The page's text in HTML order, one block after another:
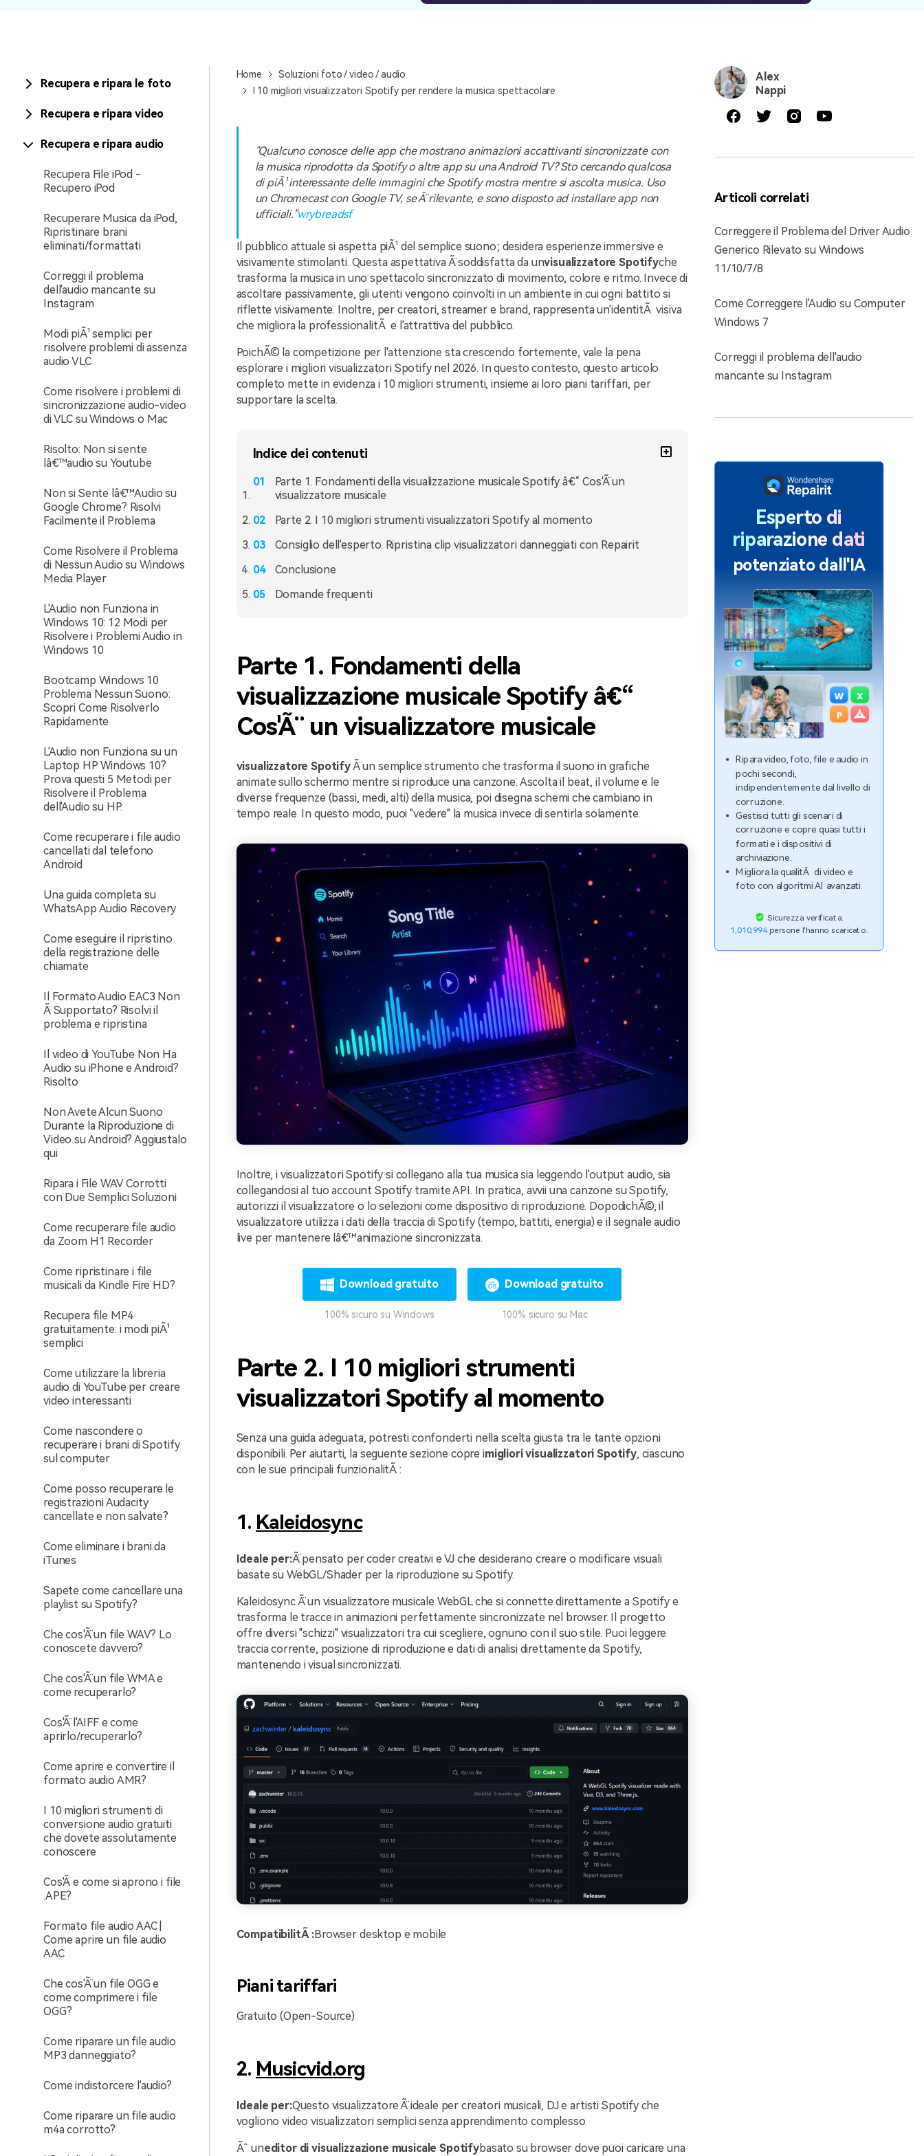
Recupera e ripara le foto
Recupera e ripara video
Recupera e ripara audio
Recupera File iPod -
Recupero iPod
Recuperare Musica da iPod,
Ripristinare brani
eliminati/formattati
Correggi il problema
dell'audio mancante su
Instagram
Modi piÃ¹ semplici per
risolvere problemi di assenza
audio VLC
Come risolvere i problemi di
sincronizzazione audio-video
di VLC su Windows o Mac
Risolto: Non si sente
lâ€™audio su Youtube
Non si Sente lâ€™Audio su
Google Chrome? Risolvi
Facilmente il Problema
Come Risolvere il Problema
di Nessun Audio su Windows
Media Player
L'Audio non Funziona in
Windows 10: 12 Modi per
Risolvere i Problemi Audio in
Windows 10
Bootcamp Windows 10
Problema Nessun Suono:
Scopri Come Risolverlo
Rapidamente
L'Audio non Funziona su un
Laptop HP Windows 10?
Prova questi 5 Metodi per
Risolvere il Problema
dell'Audio su HP.
Come recuperare i file audio
cancellati dal telefono
Android
Una guida completa su
WhatsApp Audio Recovery
Come eseguire il ripristino
della registrazione delle
chiamate
Il Formato Audio EAC3 Non
Ã¨ Supportato? Risolvi il
problema e ripristina
Il video di YouTube Non Ha
Audio su iPhone e Android?
Risolto
Non Avete Alcun Suono
Durante la Riproduzione di
Video su Android? Aggiustalo
qui
Ripara i File WAV Corrotti
con Due Semplici Soluzioni
Come recuperare file audio
da Zoom H1 Recorder
Come ripristinare i file
musicali da Kindle Fire HD?
Recupera file MP4
gratuitamente: i modi piÃ¹
semplici
Come utilizzare la libreria
audio di YouTube per creare
video interessanti
Come nascondere o
recuperare i brani di Spotify
sul computer
Come posso recuperare le
registrazioni Audacity
cancellate e non salvate?
Come eliminare i brani da
iTunes
Sapete come cancellare una
playlist su Spotify?
Che cos'Ã¨ un file WAV? Lo
conoscete davvero?
Che cos'Ã¨ un file WMA e
come recuperarlo?
Cos'Ã¨ l'AIFF e come
aprirlo/recuperarlo?
Come aprire e convertire il
formato audio AMR?
I 10 migliori strumenti di
conversione audio gratuiti
che dovete assolutamente
conoscere
Cos'Ã¨ e come si aprono i file
.APE?
Formato file audio AAC |
Come aprire un file audio
AAC
Che cos'Ã¨ un file OGG e
come comprimere i file
OGG?
Come riparare un file audio
MP3 danneggiato?
Come indistorcere l'audio?
Come riparare un file audio
m4a corrotto?
Home
Soluzioni foto / video / audio
I 10 migliori visualizzatori Spotify per rendere la musica spettacolare
"Qualcuno conosce delle app che mostrano animazioni accattivanti sincronizzate con
la musica riprodotta da Spotify o altre app su una Android TV? Sto cercando qualcosa
di piÃ¹ interessante delle immagini che Spotify mostra mentre si ascolta musica. Uso
un Chromecast con Google TV, se Ã¨ rilevante, e sono disposto ad installare app non
ufficiali."wrybreadsf
Il pubblico attuale si aspetta piÃ¹ del semplice suono; desidera esperienze immersive e
visivamente stimolanti. Questa aspettativa Ã¨ soddisfatta da unvisualizzatore Spotifyche
trasforma la musica in uno spettacolo sincronizzato di movimento, colore e ritmo. Invece di
ascoltare passivamente, gli utenti vengono coinvolti in un ambiente in cui ogni battito si
riflette visivamente. Inoltre, per creatori, streamer e brand, rappresenta un'identitÃ visiva
che migliora la professionalitÃ e l'attrattiva del pubblico.
PoichÃ© la competizione per l'attenzione sta crescendo fortemente, vale la pena
esplorare i migliori visualizzatori Spotify nel 2026. In questo contesto, questo articolo
completo mette in evidenza i 10 migliori strumenti, insieme ai loro piani tariffari, per
supportare la scelta.
Indice dei contenuti
Parte 1. Fondamenti della visualizzazione musicale Spotify â€“ Cos'Ã¨ un
visualizzatore musicale
Parte 2. I 10 migliori strumenti visualizzatori Spotify al momento
Consiglio dell'esperto. Ripristina clip visualizzatori danneggiati con Repairit
Conclusione
Domande frequenti
Parte 1. Fondamenti della
visualizzazione musicale Spotify â€“
Cos'Ã¨ un visualizzatore musicale
visualizzatore SpotifyÃ¨ un semplice strumento che trasforma il suono in grafiche
animate sullo schermo mentre si riproduce una canzone. Ascolta il beat, il volume e le
diverse frequenze (bassi, medi, alti) della musica, poi disegna schemi che cambiano in
tempo reale. In questo modo, puoi "vedere" la musica invece di sentirla solamente.
Inoltre, i visualizzatori Spotify si collegano alla tua musica sia leggendo l'output audio, sia
collegandosi al tuo account Spotify tramite API. In pratica, avvii una canzone su Spotify,
autorizzi il visualizzatore o lo selezioni come dispositivo di riproduzione. DopodichÃ©, il
visualizzatore utilizza i dati della traccia di Spotify (tempo, battiti, energia) e il segnale audio
live per mantenere lâ€™animazione sincronizzata.
Download gratuito
100% sicuro su Windows
Download gratuito
100% sicuro su Mac
Parte 2. I 10 migliori strumenti
visualizzatori Spotify al momento
Senza una guida adeguata, potresti confonderti nella scelta giusta tra le tante opzioni
disponibili. Per aiutarti, la seguente sezione copre imigliori visualizzatori Spotify, ciascuno
con le sue principali funzionalitÃ :
1. Kaleidosync
Ideale per:Ã¨ pensato per coder creativi e VJ che desiderano creare o modificare visuali
basate su WebGL/Shader per la riproduzione su Spotify.
Kaleidosync Ã¨ un visualizzatore musicale WebGL che si connette direttamente a Spotify e
trasforma le tracce in animazioni perfettamente sincronizzate nel browser. Il progetto
offre diversi "schizzi" visualizzatori tra cui scegliere, ognuno con il suo stile. Puoi leggere
traccia corrente, posizione di riproduzione e dati di analisi direttamente da Spotify,
mantenendo i visual sincronizzati.
CompatibilitÃ :Browser desktop e mobile
Piani tariffari
Gratuito (Open-Source)
2. Musicvid.org
Ideale per:Questo visualizzatore Ã¨ ideale per creatori musicali, DJ e artisti Spotify che
vogliono video visualizzatori semplici senza apprendimento complesso.
Ãˆ uneditor di visualizzazione musicale Spotifybasato su browser dove puoi caricare una
Alex
Nappi
Articoli correlati
Correggere il Problema del Driver Audio
Generico Rilevato su Windows
11/10/7/8
Come Correggere l'Audio su Computer
Windows 7
Correggi il problema dell'audio
mancante su Instagram
Esperto di
riparazione dati
potenziato dall'IA
Ripara video, foto, file e audio in
pochi secondi,
indipendentemente dal livello di
corruzione.
Gestisci tutti gli scenari di
corruzione e copre quasi tutti i
formati e i dispositivi di
archiviazione.
Migliora la qualitÃ di video e
foto con algoritmi AI avanzati.
Sicurezza verificata.
1,010,994persone l'hanno scaricato.